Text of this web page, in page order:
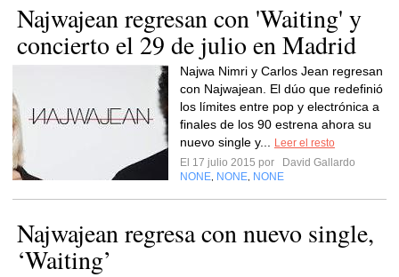
Najwajean regresan con 'Waiting' y
concierto el 29 de julio en Madrid
Najwa Nimri y Carlos Jean regresan
con Najwajean. El dúo que redefinió
los límites entre pop y electrónica a
finales de los 90 estrena ahora su
nuevo single y...
Leer el resto
El 17 julio 2015 por
David Gallardo
NONE NONE NONE
Najwajean regresa con nuevo single,
‘Waiting’